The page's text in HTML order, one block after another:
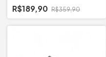
R$189,90 R$359,90